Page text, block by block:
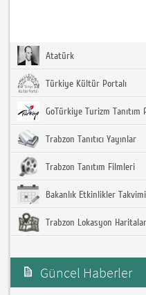
Atatürk
Türkiye Kültür Portalı
GoTürkiye Turizm Tanıtım
Trabzon Tanıtıcı Yayınlar
Trabzon Tanıtım Filmleri
Bakanlık Etkinlikler Takvimi
Trabzon Lokasyon
Güncel Haberler